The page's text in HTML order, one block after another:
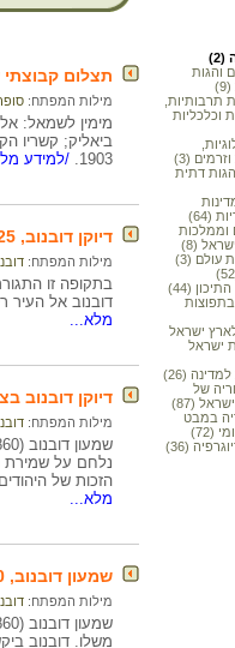
והגות
תרבותיות,
וכלכליות
(3)
דתית
(64)
וממלכות
(8)
עולם (3)
(44)
בתפוצות
ישראל
ישראל
(26)
של
(87)
במבט
(72)
(36)
תצלום קבוצתי
מילות המפתח:
מימין לשמאל:
1903.
/למידע
דיוקן דובנוב, 1925
מילות המפתח:
דובנוב אל העיר
מלא...
דיוקן דובנוב
מילות המפתח:
נלחם על שמירת
הזכות של
מלא...
שמעון דובנוב, 1910
מילות המפתח:
משלו. דובנוב